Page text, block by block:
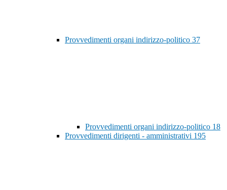
Provvedimenti organi indirizzo-politico 37
Provvedimenti organi indirizzo-politico 18
Provvedimenti dirigenti - amministrativi 195